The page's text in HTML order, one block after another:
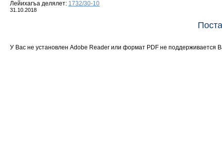
Лейихагъа делялет: 1732/30-10
31.10.2018
У Вас не установлен Adobe Reader или формат PDF не поддерживается